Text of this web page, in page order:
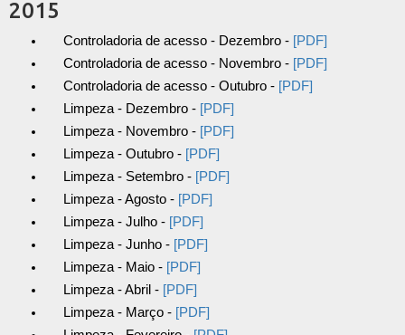
2015
Controladoria de acesso - Dezembro - [PDF]
Controladoria de acesso - Novembro - [PDF]
Controladoria de acesso - Outubro - [PDF]
Limpeza - Dezembro - [PDF]
Limpeza - Novembro - [PDF]
Limpeza - Outubro - [PDF]
Limpeza - Setembro - [PDF]
Limpeza - Agosto - [PDF]
Limpeza - Julho - [PDF]
Limpeza - Junho - [PDF]
Limpeza - Maio - [PDF]
Limpeza - Abril - [PDF]
Limpeza - Março - [PDF]